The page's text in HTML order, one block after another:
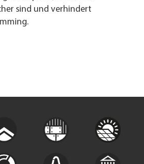
sind und verhindert